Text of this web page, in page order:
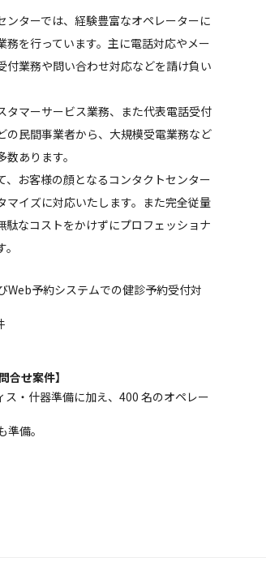
ンターでは、経験豊富なオペレーターに
務を行っています。主に電話対応やメー
付業務や問い合わせ対応などを請け負い
タマーサービス業務、また代表電話受付
の民間事業者から、大規模受電業務など
あります。
、お客様の顔となるコンタクトセンター
マイズに対応いたします。また完全従量
駄なコストをかけずにプロフェッショナ
Web予約システムでの健診予約受付対
合せ案件】
ス・什器準備に加え、400 名のオペレー
備。